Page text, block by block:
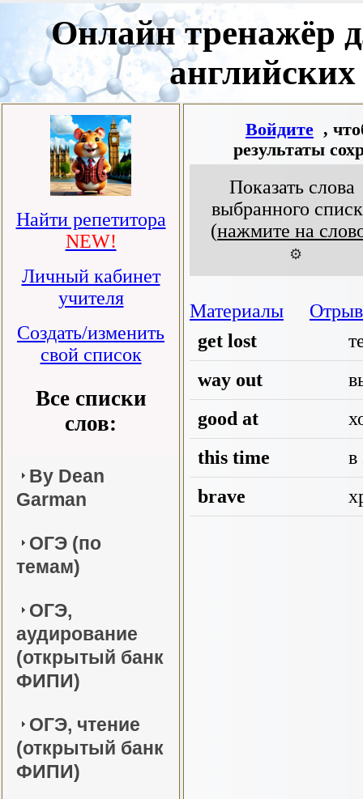
Онлайн тренажёр
английских
Найти репетитора
NEW!
Личный кабинет
учителя
Создать/изменить
свой список
Все списки
слов:
By Dean
Garman
ОГЭ (по
темам)
ОГЭ,
аудирование
(открытый банк
ФИПИ)
ОГЭ, чтение
(открытый банк
ФИПИ)
Войдите ,
результаты
Показать слова
выбранного
(нажмите на
⚙️
Материалы
get lost
way out
good at
this time
в
brave